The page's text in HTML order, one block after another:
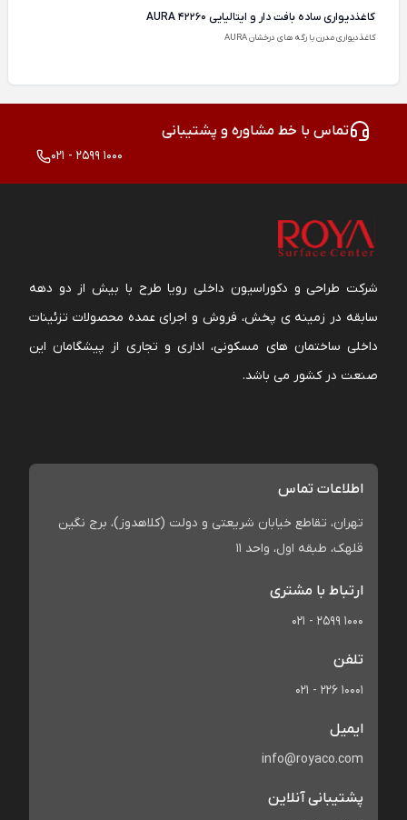
کاغذدیواری ساده بافت دار و ایتالیایی AURA 42260
کاغذدیواری مدرن با رگه های درخشان AURA
تماس با خط مشاوره و پشتیبانی
021 - 2599 1000
شرکت طراحی و دکوراسیون داخلی رویا طرح با بیش از دو دهه
سابقه در زمینه ی پخش، فروش و اجرای عمده محصولات تزئینات
داخلی ساختمان های مسکونی، اداری و تجاری از پیشگامان این
صنعت در کشور می باشد.
اطلاعات تماس
تهران، تقاطع خیابان شریعتی و دولت (کلاهدوز)، برج نگین
قلهک، طبقه اول، واحد 11
ارتباط با مشتری
021 - 2599 1000
تلفن
021 - 226 10001
ایمیل
info@royaco.com
پشتیبانی آنلاین